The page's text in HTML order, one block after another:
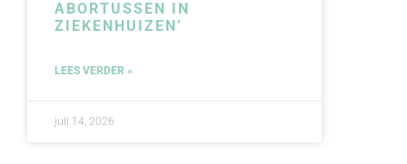
ABORTUSSEN IN
ZIEKENHUIZEN’
LEES VERDER »
juli 14, 2026